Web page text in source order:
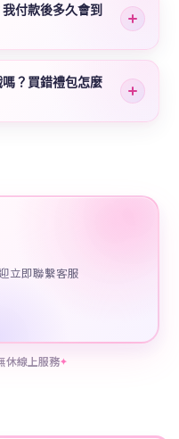
付款後多久會到
？買錯禮包怎麼
立即聯繫客服
休線上服務✦